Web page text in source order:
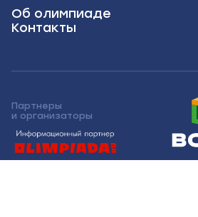
Об олимпиаде
Контакты
Партнеры
и организаторы